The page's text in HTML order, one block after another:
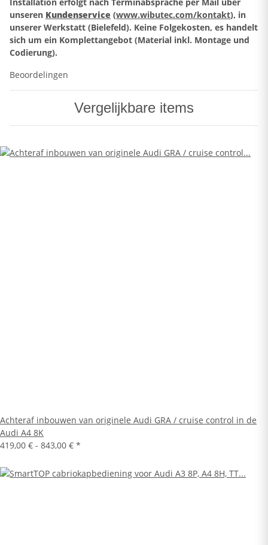
unseren Kundenservice (www.wibutec.com/kontakt), in
unserer Werkstatt (Bielefeld). Keine Folgekosten, es handelt
sich um ein Komplettangebot (Material inkl. Montage und
Codierung).
Beoordelingen
Vergelijkbare items
Achteraf inbouwen van originele Audi GRA / cruise control in de
Audi A4 8K
419,00 € - 843,00 € *